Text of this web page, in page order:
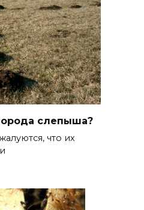
слепыша?
что их